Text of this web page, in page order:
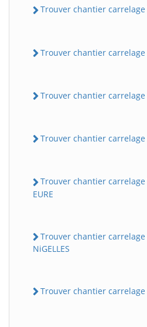
Trouver chantier carrelage
Trouver chantier carrelage
Trouver chantier carrelage
Trouver chantier carrelage
Trouver chantier carrelage
EURE
Trouver chantier carrelage
NiGELLES
Trouver chantier carrelage